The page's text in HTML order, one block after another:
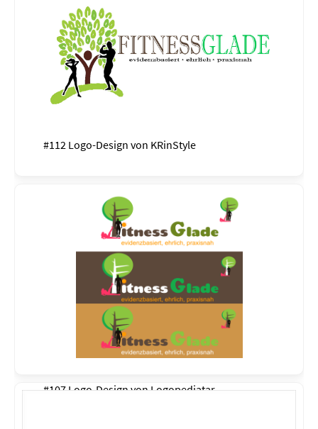
#112 Logo-Design von KRinStyle
#107 Logo-Design vonLogopediatar